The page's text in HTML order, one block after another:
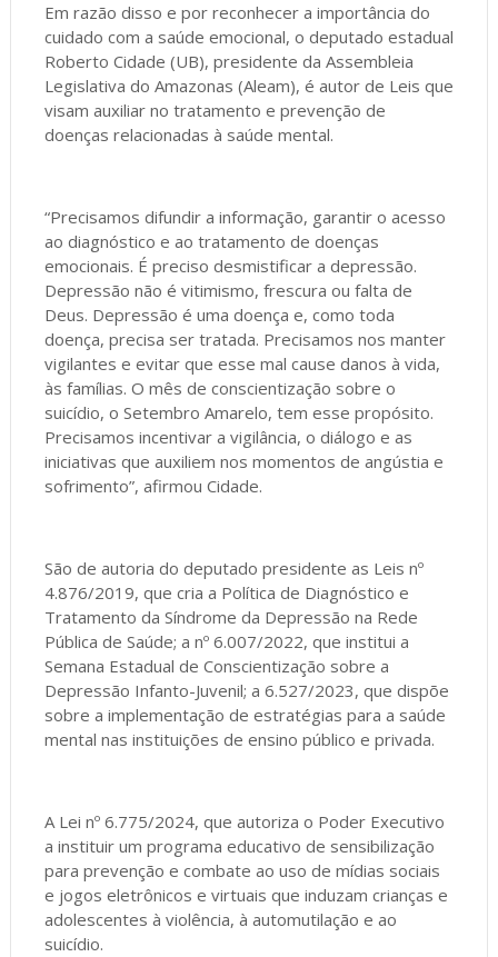
Em razão disso e por reconhecer a importância do
cuidado com a saúde emocional, o deputado estadual
Roberto Cidade (UB), presidente da Assembleia
Legislativa do Amazonas (Aleam), é autor de Leis que
visam auxiliar no tratamento e prevenção de
doenças relacionadas à saúde mental.
“Precisamos difundir a informação, garantir o acesso
ao diagnóstico e ao tratamento de doenças
emocionais. É preciso desmistificar a depressão.
Depressão não é vitimismo, frescura ou falta de
Deus. Depressão é uma doença e, como toda
doença, precisa ser tratada. Precisamos nos manter
vigilantes e evitar que esse mal cause danos à vida,
às famílias. O mês de conscientização sobre o
suicídio, o Setembro Amarelo, tem esse propósito.
Precisamos incentivar a vigilância, o diálogo e as
iniciativas que auxiliem nos momentos de angústia e
sofrimento”, afirmou Cidade.
São de autoria do deputado presidente as Leis nº
4.876/2019, que cria a Política de Diagnóstico e
Tratamento da Síndrome da Depressão na Rede
Pública de Saúde; a nº 6.007/2022, que institui a
Semana Estadual de Conscientização sobre a
Depressão Infanto-Juvenil; a 6.527/2023, que dispõe
sobre a implementação de estratégias para a saúde
mental nas instituições de ensino público e privada.
A Lei nº 6.775/2024, que autoriza o Poder Executivo
a instituir um programa educativo de sensibilização
para prevenção e combate ao uso de mídias sociais
e jogos eletrônicos e virtuais que induzam crianças e
adolescentes à violência, à automutilação e ao
suicídio.